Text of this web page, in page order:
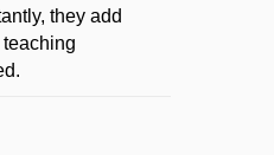
they add